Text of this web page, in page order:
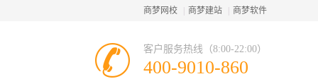
商梦网校 商梦建站 商梦软件
客户服务热线（8:00-22:00）
400-9010-860